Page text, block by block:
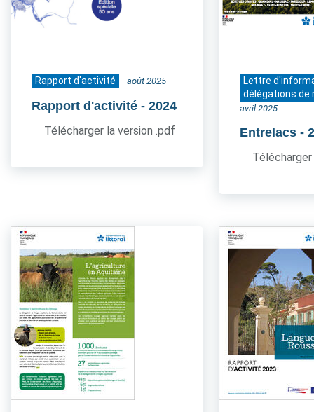
Rapport d'activité août 2025
Rapport d'activité - 2024
Télécharger la version .pdf
Lettre
délégations de
avril 2025
Entrelacs -